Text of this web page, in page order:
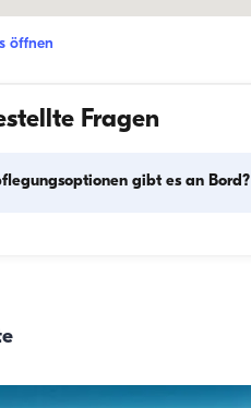
öffnen
Fragen
gibt es an Bord?
Mahlzeiten übernimmt die Crew.